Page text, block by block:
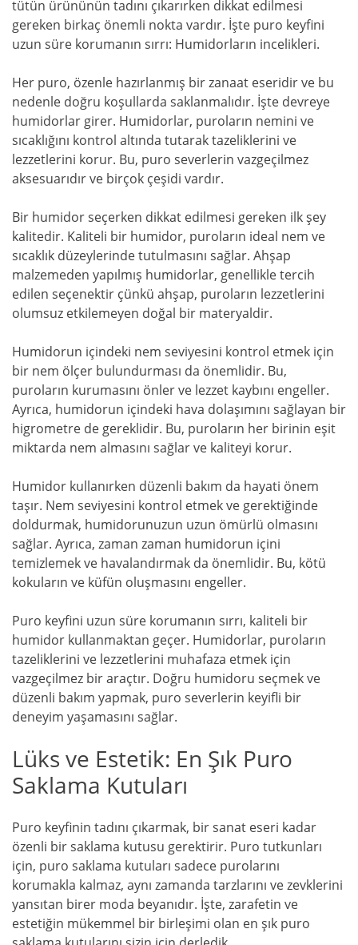
tütün ürününün tadını çıkarırken dikkat edilmesi
gereken birkaç önemli nokta vardır. İşte puro keyfini
uzun süre korumanın sırrı: Humidorların incelikleri.
Her puro, özenle hazırlanmış bir zanaat eseridir ve bu
nedenle doğru koşullarda saklanmalıdır. İşte devreye
humidorlar girer. Humidorlar, puroların nemini ve
sıcaklığını kontrol altında tutarak tazeliklerini ve
lezzetlerini korur. Bu, puro severlerin vazgeçilmez
aksesuarıdır ve birçok çeşidi vardır.
Bir humidor seçerken dikkat edilmesi gereken ilk şey
kalitedir. Kaliteli bir humidor, puroların ideal nem ve
sıcaklık düzeylerinde tutulmasını sağlar. Ahşap
malzemeden yapılmış humidorlar, genellikle tercih
edilen seçenektir çünkü ahşap, puroların lezzetlerini
olumsuz etkilemeyen doğal bir materyaldir.
Humidorun içindeki nem seviyesini kontrol etmek için
bir nem ölçer bulundurması da önemlidir. Bu,
puroların kurumasını önler ve lezzet kaybını engeller.
Ayrıca, humidorun içindeki hava dolaşımını sağlayan bir
higrometre de gereklidir. Bu, puroların her birinin eşit
miktarda nem almasını sağlar ve kaliteyi korur.
Humidor kullanırken düzenli bakım da hayati önem
taşır. Nem seviyesini kontrol etmek ve gerektiğinde
doldurmak, humidorunuzun uzun ömürlü olmasını
sağlar. Ayrıca, zaman zaman humidorun içini
temizlemek ve havalandırmak da önemlidir. Bu, kötü
kokuların ve küfün oluşmasını engeller.
Puro keyfini uzun süre korumanın sırrı, kaliteli bir
humidor kullanmaktan geçer. Humidorlar, puroların
tazeliklerini ve lezzetlerini muhafaza etmek için
vazgeçilmez bir araçtır. Doğru humidoru seçmek ve
düzenli bakım yapmak, puro severlerin keyifli bir
deneyim yaşamasını sağlar.
Lüks ve Estetik: En Şık Puro
Saklama Kutuları
Puro keyfinin tadını çıkarmak, bir sanat eseri kadar
özenli bir saklama kutusu gerektirir. Puro tutkunları
için, puro saklama kutuları sadece purolarını
korumakla kalmaz, aynı zamanda tarzlarını ve zevklerini
yansıtan birer moda beyanıdır. İşte, zarafetin ve
estetiğin mükemmel bir birleşimi olan en şık puro